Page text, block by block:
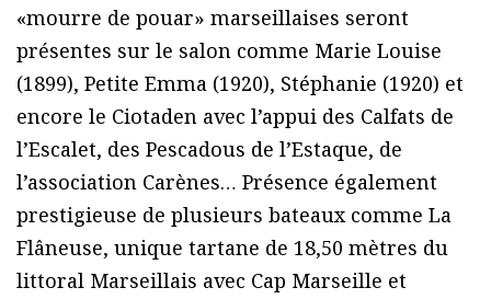
«mourre de pouar» marseillaises seront
présentes sur le salon comme Marie Louise
(1899), Petite Emma (1920), Stéphanie (1920) et
encore le Ciotaden avec l’appui des Calfats de
l’Escalet, des Pescadous de l’Estaque, de
l’association Carènes… Présence également
prestigieuse de plusieurs bateaux comme La
Flâneuse, unique tartane de 18,50 mètres du
littoral Marseillais avec Cap Marseille et